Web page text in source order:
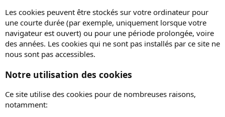
Les cookies peuvent être stockés sur votre ordinateur pour
une courte durée (par exemple, uniquement lorsque votre
navigateur est ouvert) ou pour une période prolongée, voire
des années. Les cookies qui ne sont pas installés par ce site ne
nous sont pas accessibles.
Notre utilisation des cookies
Ce site utilise des cookies pour de nombreuses raisons,
notamment: